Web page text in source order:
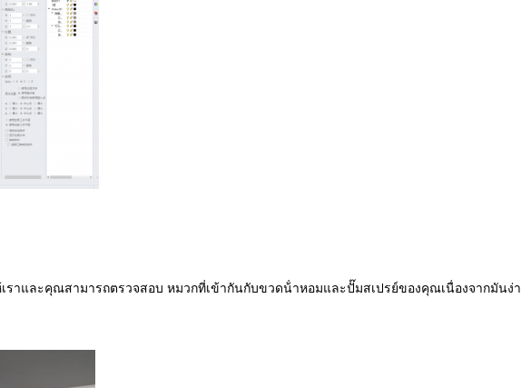
ราและคุณสามารถตรวจสอบ หมวกที่เข้ากันกับขวดน้ําหอมและปั๊มสเปรย์ของคุณเนื่องจากมันง่